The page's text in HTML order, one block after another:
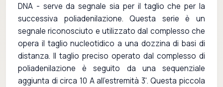
DNA - serve da segnale sia per il taglio che per la
successiva poliadenilazione. Questa serie è un
segnale riconosciuto e utilizzato dal complesso che
opera il taglio nucleotidico a una dozzina di basi di
distanza. Il taglio preciso operato dal complesso di
poliadenilazione è seguito da una sequenziale
aggiunta di circa 10 A all'estremità 3'. Questa piccola